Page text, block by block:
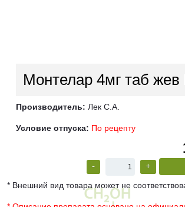
Монтелар 4мг таб
Производитель: Лек С.А.
Условие отпуска: По рецепту
- +
* Внешний вид товара может не